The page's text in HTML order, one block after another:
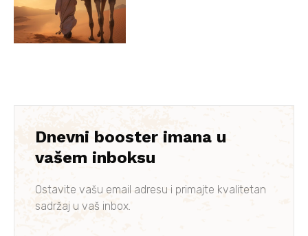
Dnevni booster imana u
vašem inboksu
Ostavite vašu email adresu i primajte kvalitetan
sadržaj u vaš inbox.